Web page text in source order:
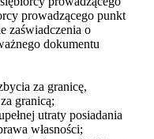
prowadzącego punkt
zaświadczenia o
dokumentu
za granicę,
granicą;
utraty posiadania
własności;